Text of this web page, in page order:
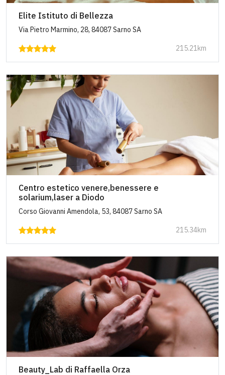
Elite Istituto di Bellezza
Via Pietro Marmino, 28, 84087 Sarno SA
215.21km
Centro estetico venere,benessere e
solarium,laser a Diodo
Corso Giovanni Amendola, 53, 84087 Sarno SA
215.34km
Beauty_Lab di Raffaella Orza